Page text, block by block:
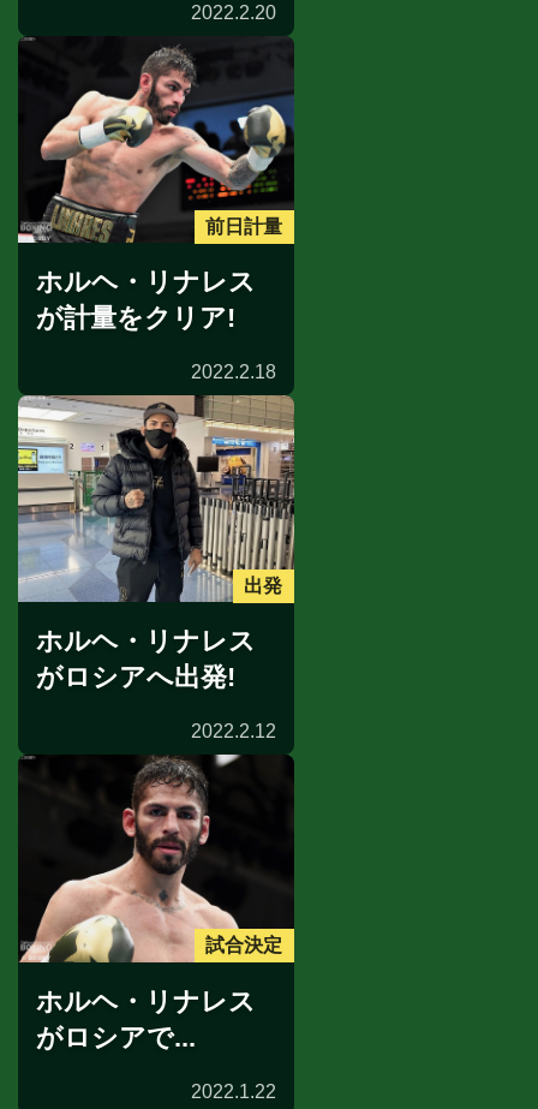
2022.2.20
前日計量
ホルヘ・リナレス
が計量をクリア!
2022.2.18
出発
ホルヘ・リナレス
がロシアへ出発!
2022.2.12
試合決定
ホルヘ・リナレス
がロシアで...
2022.1.22